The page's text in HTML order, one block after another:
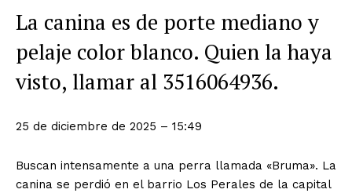
La canina es de porte mediano y
pelaje color blanco. Quien la haya
visto, llamar al 3516064936.
25 de diciembre de 2025 – 15:49
Buscan intensamente a una perra llamada «Bruma». La
canina se perdió en el barrio Los Perales de la capital